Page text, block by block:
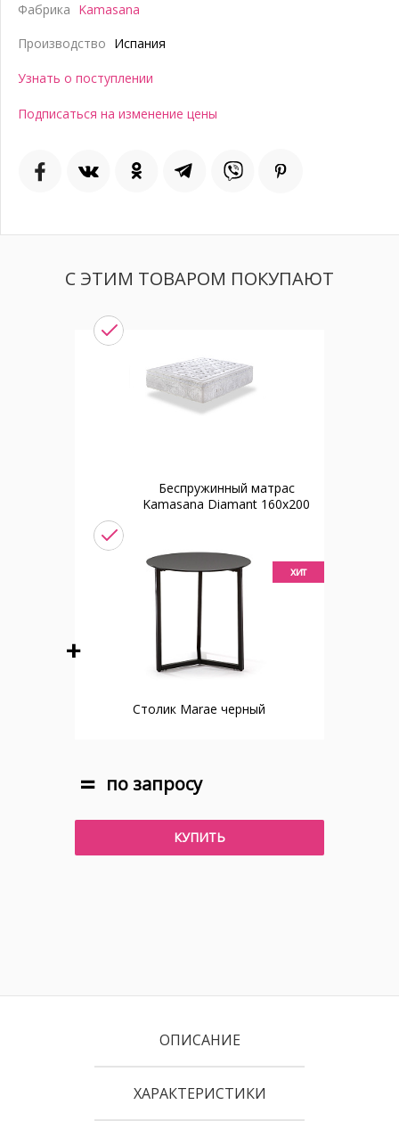
Фабрика Kamasana
Производство Испания
Узнать о поступлении
Подписаться на изменение цены
С ЭТИМ ТОВАРОМ ПОКУПАЮТ
Беспружинный матрас
Kamasana Diamant 160x200
хит
Столик Marae черный
по запросу
КУПИТЬ
ОПИСАНИЕ
ХАРАКТЕРИСТИКИ